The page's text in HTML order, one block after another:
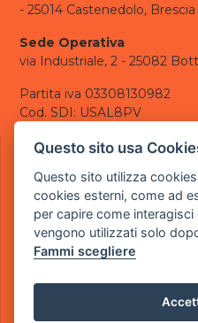
- 25014 Castenedolo, Brescia
Sede Operativa
via Industriale, 2 - 25082
Partita iva 03308130982
Cod. SDI: USAL8PV
CONTATTI
tel.: +39 030 376 2377
tel.: +39 030 336 6259
pec:
LINK UTILI
Informazioni generali
Questo sito usa
Questo sito utilizza
cookies esterni, come ad
per capire come
vengono utilizzati solo
Fammi scegliere